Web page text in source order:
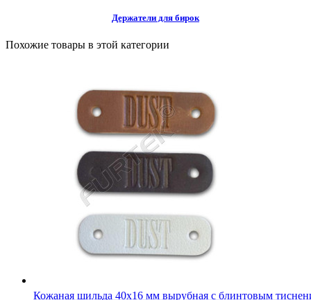
Держатели для бирок
Похожие товары в этой категории
Коричневый ярлык с блинтовым тиснением из